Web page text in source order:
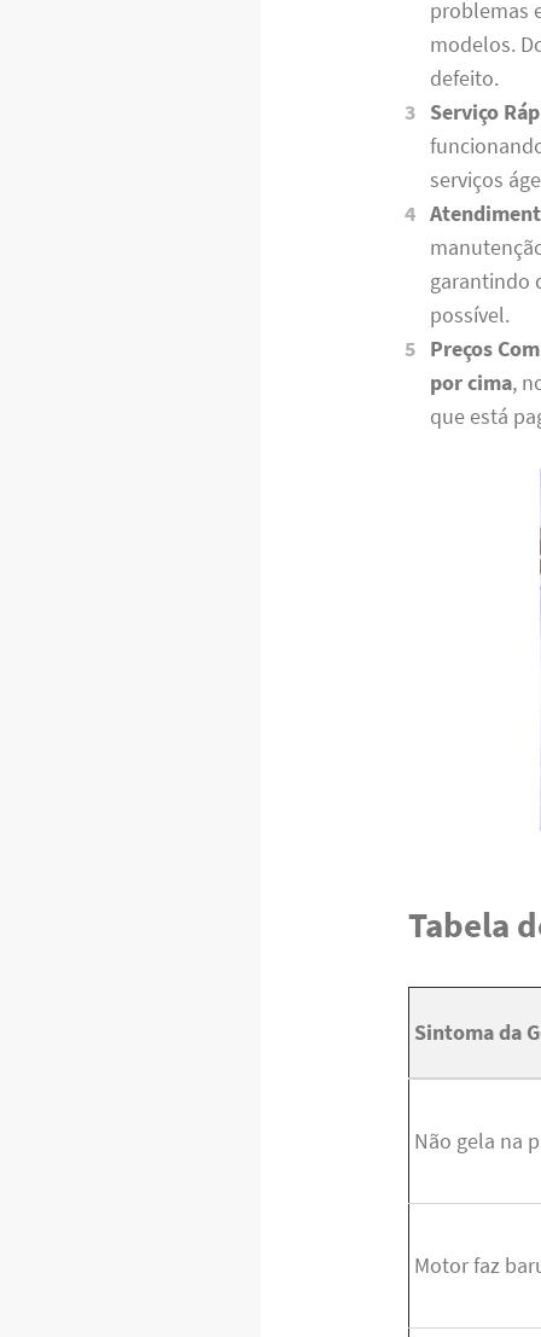
problemas
modelos.
defeito.
Serviço
serviços
garantindo
possível.
Preços
por cima,
que está
Tabela
Sintoma da
Não gela na
Motor faz